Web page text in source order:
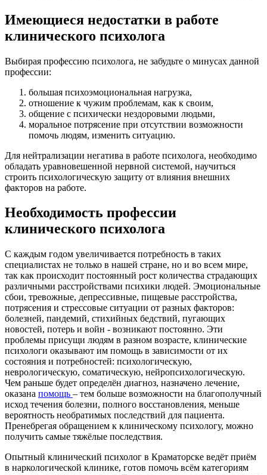
Имеющиеся недостатки в работе
клинического психолога
Выбирая профессию психолога, не забудьте о минусах данной
профессии:
большая психоэмоциональная нагрузка,
отношение к чужим проблемам, как к своим,
общение с психически нездоровыми людьми,
моральное потрясение при отсутствии возможности
помочь людям, изменить ситуацию.
Для нейтрализации негатива в работе психолога, необходимо
обладать уравновешенной нервной системой, научиться
строить психологическую защиту от влияния внешних
факторов на работе.
Необходимость профессии
клинического психолога
С каждым годом увеличивается потребность в таких
специалистах не только в нашей стране, но и во всем мире,
так как происходит постоянный рост количества страдающих
различными расстройствами психики людей. Эмоциональные
сбои, тревожные, депрессивные, пищевые расстройства,
потрясения и стрессовые ситуации от разных факторов:
болезней, пандемий, стихийных бедствий, пугающих
новостей, потерь и войн - возникают постоянно. Эти
проблемы присущи людям в разном возрасте, клинические
психологи оказывают им помощь в зависимости от их
состояния и потребностей: психологическую,
неврологическую, соматическую, нейропсихологическую.
Чем раньше будет определён диагноз, назначено лечение,
оказана помощь – тем больше возможности на благополучный
исход течения болезни, полного восстановления, меньше
вероятность необратимых последствий для пациента.
Пренебрегая обращением к клиническому психологу, можно
получить самые тяжёлые последствия.
Опытный клинический психолог в Краматорске ведёт приём
в наркологической клинике, готов помочь всём категориям